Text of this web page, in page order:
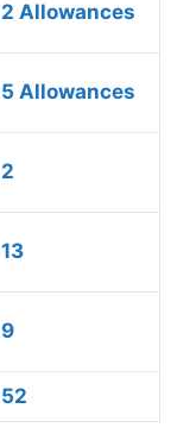
2 Allowances
5 Allowances
2
13
9
52